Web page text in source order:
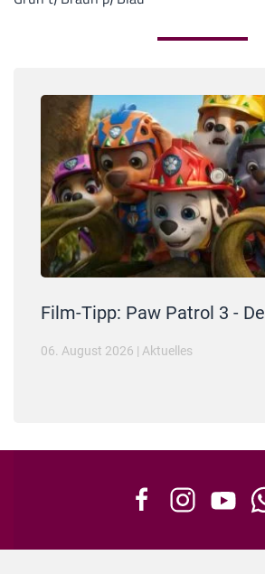
Film-Tipp: Paw Patrol 3 -
06. August 2026 | Aktuelles